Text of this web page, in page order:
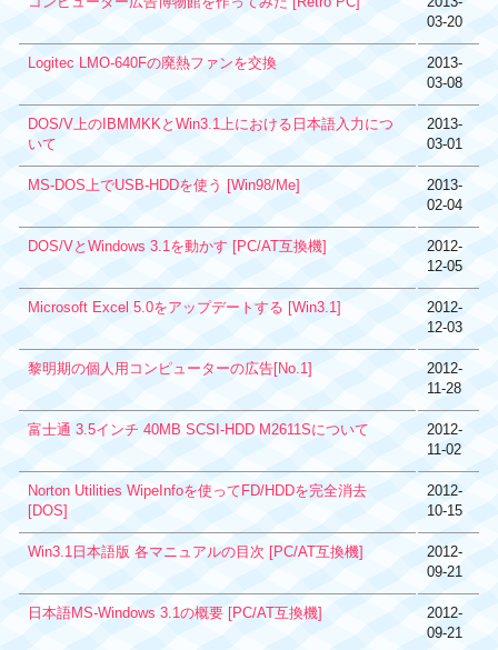
03-20
Logitec LMO-640Fの廃熱ファンを交換
2013-
03-08
DOS/V上のIBMMKKとWin3.1上における日本語入力につ
いて
2013-
03-01
MS-DOS上でUSB-HDDを使う [Win98/Me]
2013-
02-04
DOS/VとWindows 3.1を動かす [PC/AT互換機]
2012-
12-05
Microsoft Excel 5.0をアップデートする [Win3.1]
2012-
12-03
黎明期の個人用コンピューターの広告[No.1]
2012-
11-28
富士通 3.5インチ 40MB SCSI-HDD M2611Sについて
2012-
11-02
Norton Utilities WipeInfoを使ってFD/HDDを完全消去
[DOS]
2012-
10-15
Win3.1日本語版 各マニュアルの目次 [PC/AT互換機]
2012-
09-21
日本語MS-Windows 3.1の概要 [PC/AT互換機]
2012-
09-21